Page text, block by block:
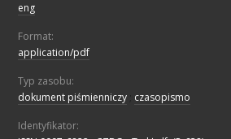
eng
Format:
application/pdf
Typ zasobu:
dokument piśmienniczy czasopismo
Identyfikator: